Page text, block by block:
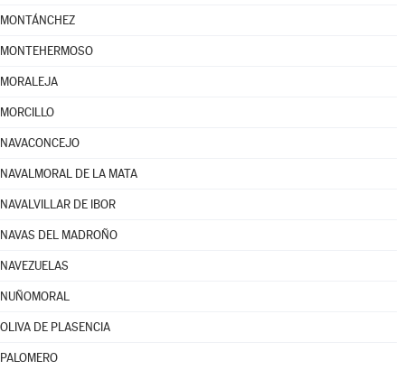
MONTÁNCHEZ
MONTEHERMOSO
MORALEJA
MORCILLO
NAVACONCEJO
NAVALMORAL DE LA MATA
NAVALVILLAR DE IBOR
NAVAS DEL MADROÑO
NAVEZUELAS
NUÑOMORAL
OLIVA DE PLASENCIA
PALOMERO